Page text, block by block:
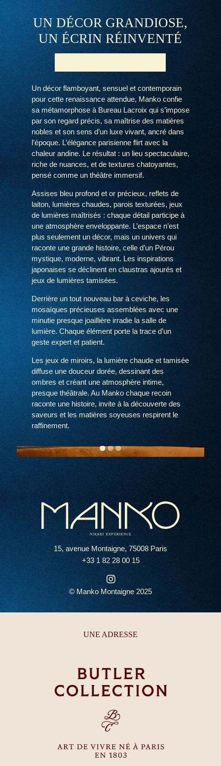
UN DÉCOR GRANDIOSE,
UN ÉCRIN RÉINVENTÉ
Un décor flamboyant, sensuel et contemporain
pour cette renaissance attendue, Manko confie
sa métamorphose à Bureau Lacroix qui s’impose
par son regard précis, sa maîtrise des matières
nobles et son sens d’un luxe vivant, ancré dans
l’époque. L’élégance parisienne flirt avec la
chaleur andine. Le résultat : un lieu spectaculaire,
riche de nuances, et de textures chatoyantes,
pensé comme un théâtre immersif.
Assises bleu profond et or précieux, reflets de
laiton, lumières chaudes, parois texturées, jeux
de lumières maîtrisés : chaque détail participe à
une atmosphère enveloppante. L’espace n’est
plus seulement un décor, mais un univers qui
raconte une grande histoire, celle d’un Pérou
mystique, moderne, vibrant. Les inspirations
japonaises se déclinent en claustras ajourés et
jeux de lumières tamisées.
Derrière un tout nouveau bar à ceviche, les
mosaïques précieuses assemblées avec une
minutie presque joaillière irradie la salle de
lumière. Chaque élément porte la trace d’un
geste expert et patient.
Les jeux de miroirs, la lumière chaude et tamisée
diffuse une douceur dorée, dessinant des
ombres et créant une atmosphère intime,
presque théâtrale. Au Manko chaque recoin
raconte une histoire, invite à la découverte des
saveurs et les matières soyeuses respirent le
raffinement.
2 3
15, avenue Montaigne, 75008 Paris
+33 1 82 28 00 15
© Manko Montaigne 2025
UNE ADRESSE
Accueil
La carte
Un voyage gastronomique
Un bar mythique
Privatisations & Événements